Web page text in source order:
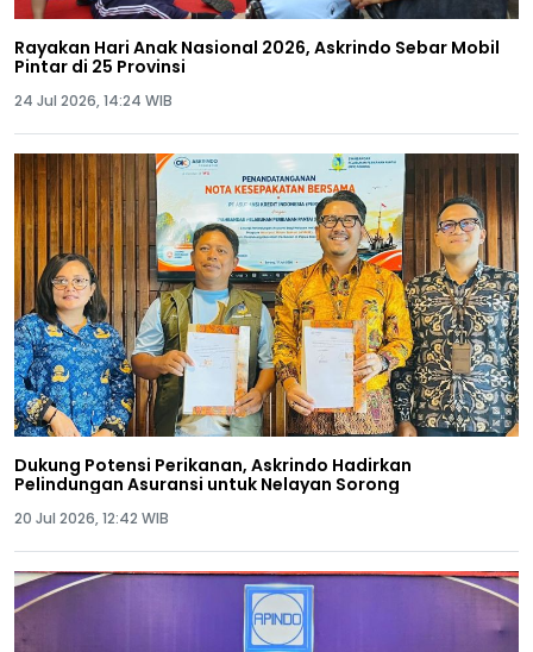
Rayakan Hari Anak Nasional 2026, Askrindo Sebar Mobil
Pintar di 25 Provinsi
24 Jul 2026, 14:24 WIB
Dukung Potensi Perikanan, Askrindo Hadirkan
Pelindungan Asuransi untuk Nelayan Sorong
20 Jul 2026, 12:42 WIB